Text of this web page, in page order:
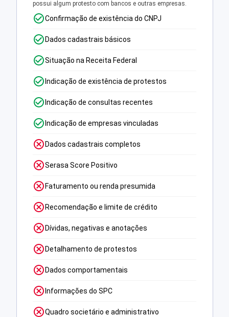
possui algum protesto com bancos e outras empresas.
Confirmação de existência do CNPJ
Dados cadastrais básicos
Situação na Receita Federal
Indicação de existência de protestos
Indicação de consultas recentes
Indicação de empresas vinculadas
Dados cadastrais completos
Serasa Score Positivo
Faturamento ou renda presumida
Recomendação e limite de crédito
Dívidas, negativas e anotações
Detalhamento de protestos
Dados comportamentais
Informações do SPC
Quadro societário e administrativo